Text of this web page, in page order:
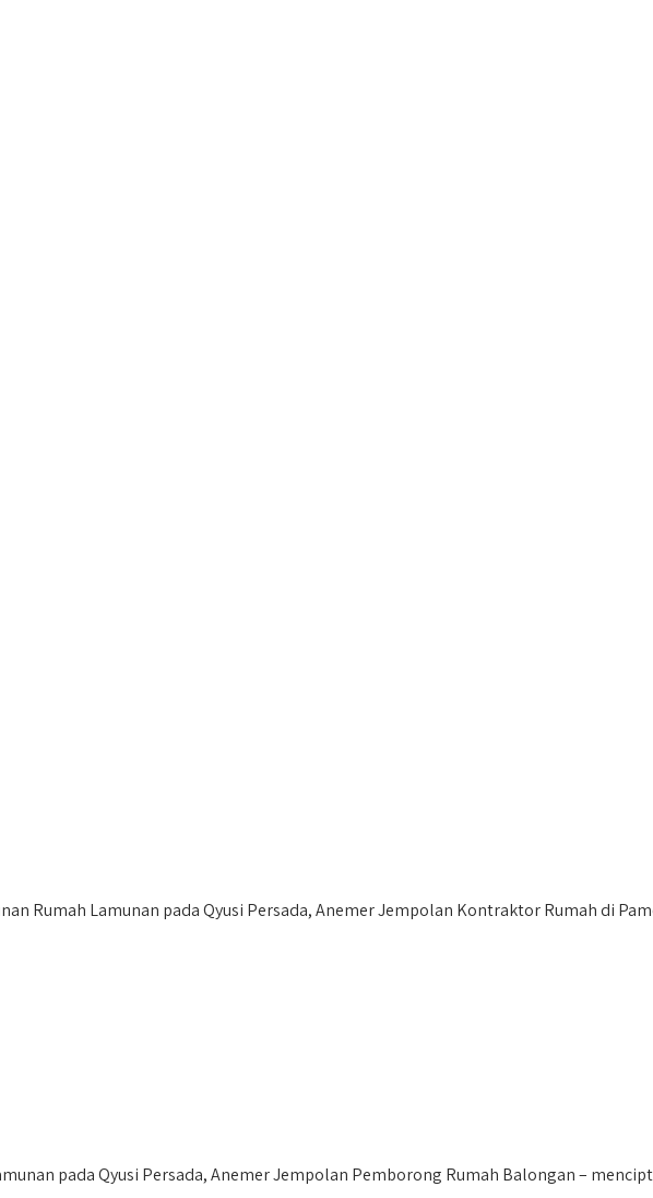
Rumah Lamunan pada Qyusi Persada, Anemer Jempolan Kontraktor Rumah di
pada Qyusi Persada, Anemer Jempolan Pemborong Rumah Balongan –